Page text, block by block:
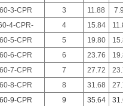
3-CPR
3 11.88
4-CPR-
4 15.84
5-CPR
5 19.80
6-CPR
6 23.76
7-CPR
7 27.72
8-CPR
8 31.68
9-CPR
9 35.64